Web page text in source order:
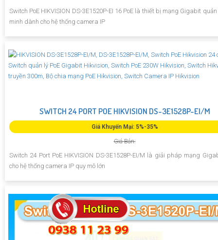
Switch PoE HIKVISION DS-3E1520P-EI 16 PoE là thiết bị mạng Gigabit
minh dành cho hệ thống camera IP
SWITCH 24 PORT POE HIKVISION DS-3E1528P-EI/M
Giá Khuyến Mại: 5%-35%
Giá Bán:
Switch 24 Port PoE HIKVISION DS-3E1528P-EI/M là giải pháp mạng
cho hệ thống camera IP quy mô lớn